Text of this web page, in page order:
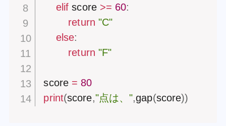
elif score >= 60:
return "C"
else:
return "F"
score = 80
print(score,"点は、",gap(score))